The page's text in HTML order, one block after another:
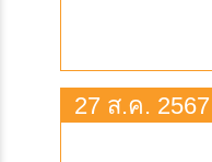
27 ส.ค. 2567